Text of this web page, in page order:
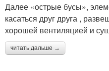
Далее «острые бусы»,
касаться друг друга ,
хорошей вентиляцией и
читать дальше →